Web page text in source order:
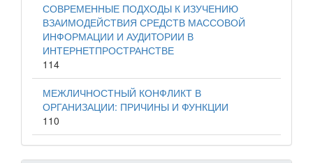
СОВРЕМЕННЫЕ ПОДХОДЫ К ИЗУЧЕНИЮ
ВЗАИМОДЕЙСТВИЯ СРЕДСТВ МАССОВОЙ
ИНФОРМАЦИИ И АУДИТОРИИ В
ИНТЕРНЕТПРОСТРАНСТВЕ
114
МЕЖЛИЧНОСТНЫЙ КОНФЛИКТ В
ОРГАНИЗАЦИИ: ПРИЧИНЫ И ФУНКЦИИ
110